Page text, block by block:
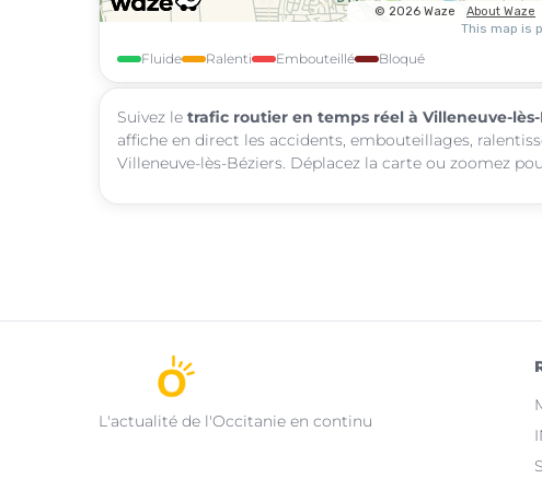
Fluide Ralenti Embouteillé Bloqué
Suivez le trafic routier en temps réel à Villeneuve-
affiche en direct les accidents, embouteillages,
Villeneuve-lès-Béziers. Déplacez la carte ou zoomez
L'actualité de l'Occitanie en continu